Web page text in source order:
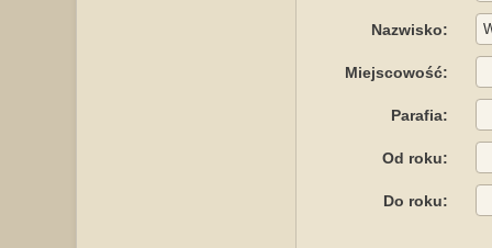
Nazwisko:
Miejscowość:
Parafia:
Od roku:
Do roku: